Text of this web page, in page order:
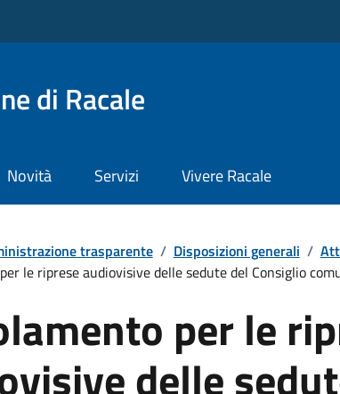
di Racale
Novità Servizi Vivere Racale
trasparente / Disposizioni generali /
le riprese audiovisive delle sedute del Consiglio
per le
delle